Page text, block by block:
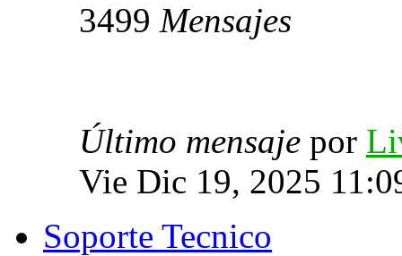
3499 Mensajes
Último mensaje por
Vie Dic 19, 2025
Soporte Tecnico